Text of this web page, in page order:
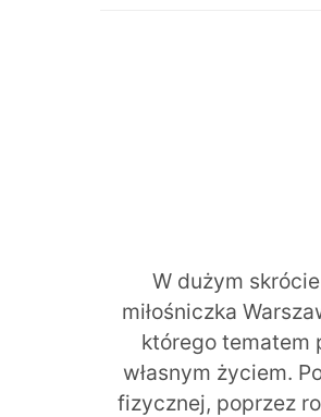
W dużym
miłośniczka
którego tematem
własnym życiem.
fizycznej, poprzez